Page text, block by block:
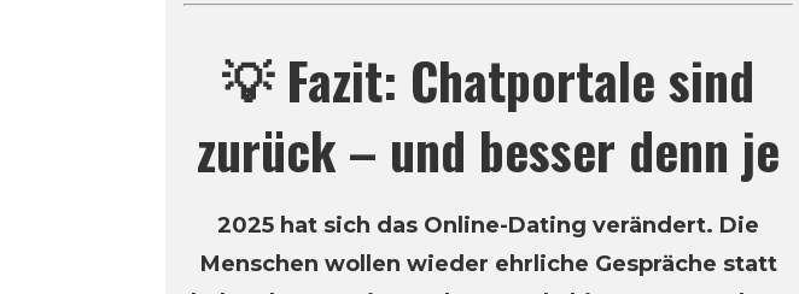
💡 Fazit: Chatportale sind
zurück – und besser denn je
2025 hat sich das Online-Dating verändert. Die
Menschen wollen wieder ehrliche Gespräche statt